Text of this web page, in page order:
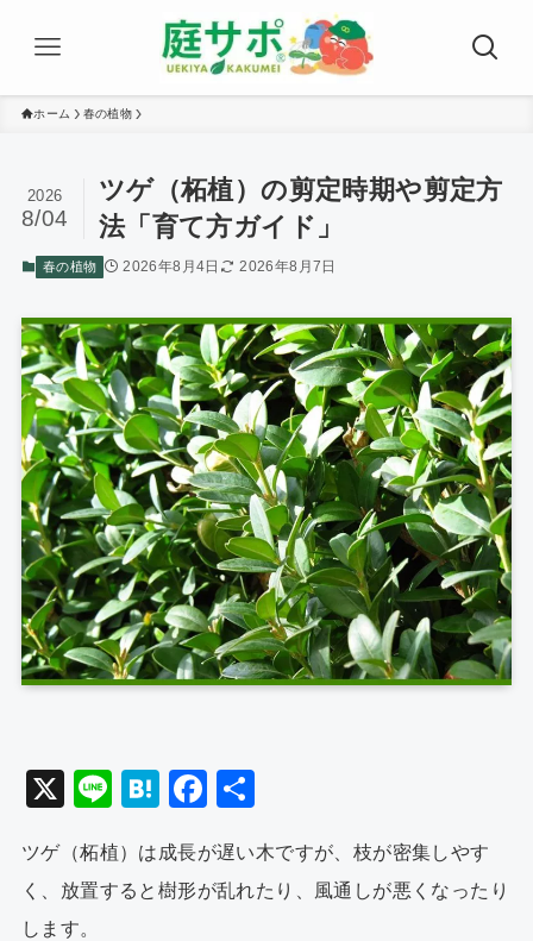
ホーム 春の植物
ツゲ（柘植）の剪定時期や剪定方
法「育て方ガイド」
2026
8/04
春の植物 2026年8月4日 2026年8月7日
X
Li
e
H
e
n
F
c
e
ツゲ（柘植）は成長が遅い木ですが、枝が密集しやす
く、放置すると樹形が乱れたり、風通しが悪くなったり
します。